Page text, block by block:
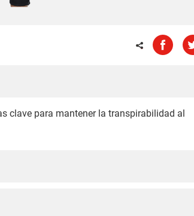
clave para mantener la transpirabilidad al